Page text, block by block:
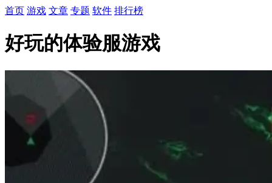
首页 游戏 文章 专题 软件 排行榜
好玩的体验服游戏